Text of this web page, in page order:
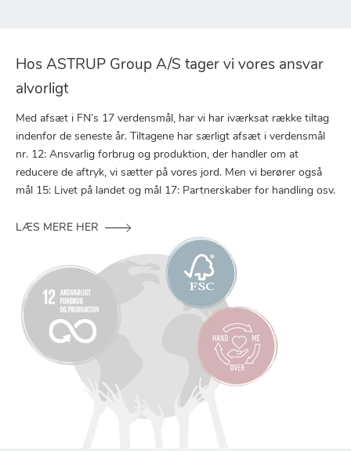
Hos ASTRUP Group A/S tager vi vores ansvar
alvorligt
Med afsæt i FN’s 17 verdensmål, har vi har iværksat række tiltag
indenfor de seneste år. Tiltagene har særligt afsæt i verdensmål
nr. 12: Ansvarlig forbrug og produktion, der handler om at
reducere de aftryk, vi sætter på vores jord. Men vi berører også
mål 15: Livet på landet og mål 17: Partnerskaber for handling osv.
LÆS MERE HER